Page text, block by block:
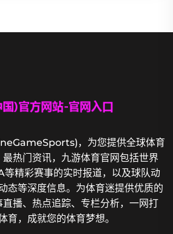
，为您提供全球体育
热门资讯，九游体育官网包括世界
精彩赛事的实时报道，以及球队动
态等深度信息。为体育迷提供优质的
播、热点追踪、专栏分析，一网打
育，成就您的体育梦想。